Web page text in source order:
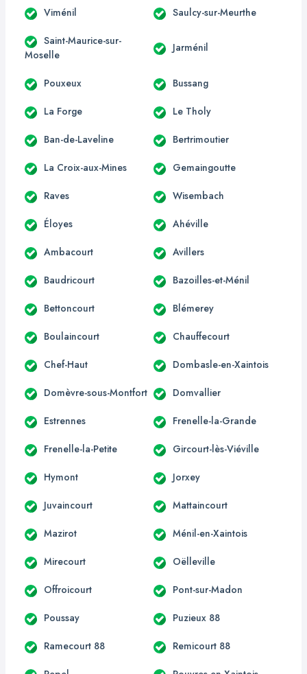
Viménil Saulcy-sur-Meurthe
Saint-Maurice-sur-
Moselle
Jarménil
Pouxeux Bussang
La Forge Le Tholy
Ban-de-Laveline Bertrimoutier
La Croix-aux-Mines Gemaingoutte
Raves Wisembach
Éloyes Ahéville
Ambacourt Avillers
Baudricourt Bazoilles-et-Ménil
Bettoncourt Blémerey
Boulaincourt Chauffecourt
Chef-Haut Dombasle-en-Xaintois
Domèvre-sous-Montfort Domvallier
Estrennes Frenelle-la-Grande
Frenelle-la-Petite Gircourt-lès-Viéville
Hymont Jorxey
Juvaincourt Mattaincourt
Mazirot Ménil-en-Xaintois
Mirecourt Oëlleville
Offroicourt Pont-sur-Madon
Poussay Puzieux 88
Ramecourt 88 Remicourt 88